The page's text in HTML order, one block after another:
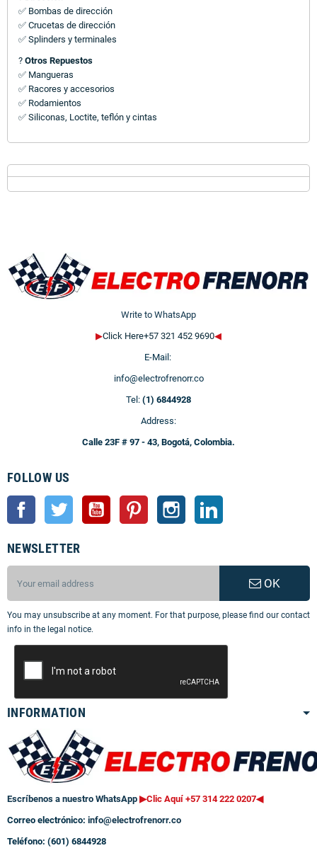
✅ Bombas de dirección
✅ Crucetas de dirección
✅ Splinders y terminales
? Otros Repuestos
✅ Mangueras
✅ Racores y accesorios
✅ Rodamientos
✅ Siliconas, Loctite, teflón y cintas
Write to WhatsApp
▶Click Here+57 321 452 9690◀
E-Mail:
info@electrofrenorr.co
Tel: (1) 6844928
Address:
Calle 23F # 97 - 43, Bogotá, Colombia.
FOLLOW US
Facebook Twitter YouTube Pinterest Instagram
NEWSLETTER
OK
You may unsubscribe at any moment. For that purpose, please find our contact
info in the legal notice.
INFORMATION
Escríbenos a nuestro WhatsApp ▶Clic Aquí +57 314 222 0207◀
Correo electrónico: info@electrofrenorr.co
Teléfono: (601) 6844928